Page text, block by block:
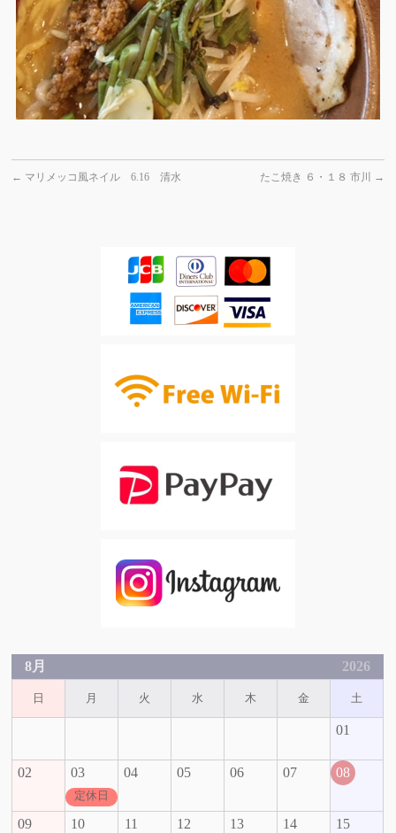
← マリメッコ風ネイル 6.16 清水 たこ焼き ６・１８ 市川 →
8月 2026
日 月 火 水 木 金 土
01
02 03
定休日
04 05 06 07 08
09 10 11 12 13 14 15